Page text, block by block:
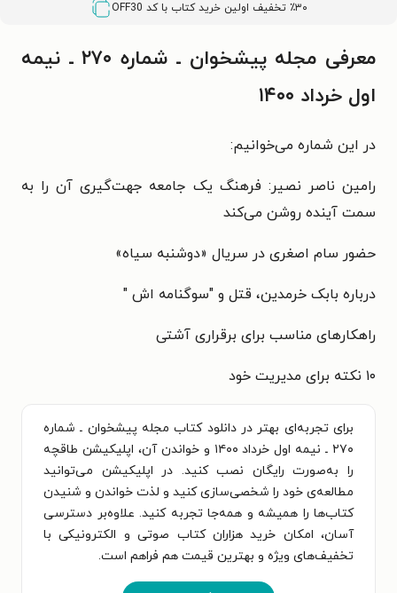
٪۳۰ تخفیف اولین خرید کتاب با کد OFF30
معرفی مجله پیشخوان ـ شماره ۲۷۰ ـ نیمه
اول خرداد ۱۴۰۰
در این شماره می‌خوانیم:
رامین ناصر نصیر: فرهنگ یک جامعه جهت‌گیری آن را به
سمت آینده روشن می‌کند
حضور سام اصغری در سریال «دوشنبه سیاه»
درباره بابک خرمدین، قتل و "سوگنامه اش "
راهکارهای مناسب برای برقراری آشتی
۱۰ نکته برای مدیریت خود
برای تجربه‌ای بهتر در دانلود کتاب مجله پیشخوان ـ شماره
۲۷۰ ـ نیمه اول خرداد ۱۴۰۰ و خواندن آن، اپلیکیشن طاقچه
را به‌صورت رایگان نصب کنید. در اپلیکیشن می‌توانید
مطالعه‌ی خود را شخصی‌سازی کنید و لذت خواندن و شنیدن
کتاب‌ها را همیشه و همه‌جا تجربه کنید. علاوه‌بر دسترسی
آسان، امکان خرید هزاران کتاب صوتی و الکترونیکی با
تخفیف‌های ویژه و بهترین قیمت هم فراهم است.